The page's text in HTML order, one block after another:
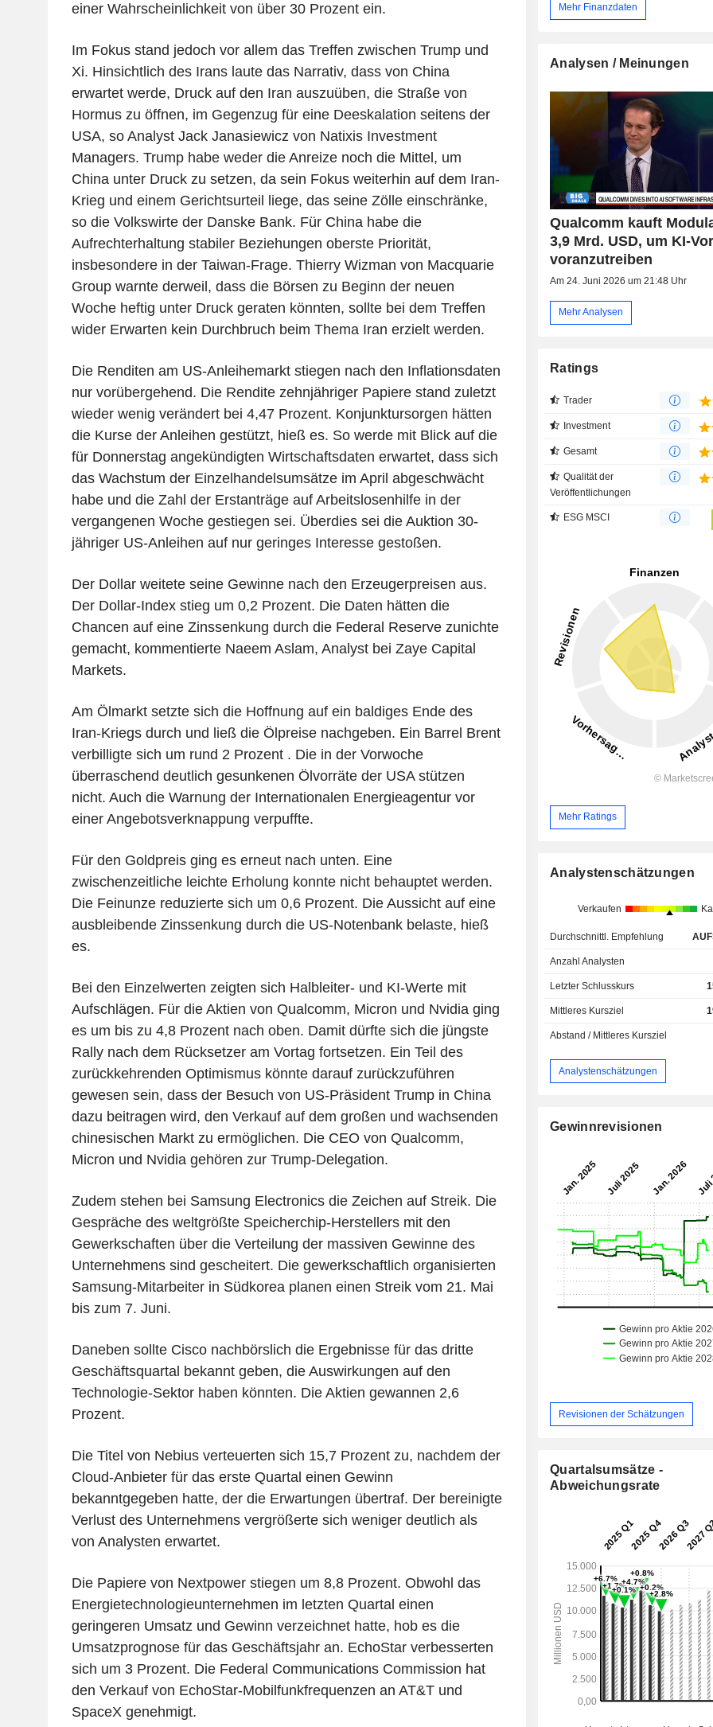
einer Wahrscheinlichkeit von über 30 Prozent ein.
Im Fokus stand jedoch vor allem das Treffen zwischen Trump und
Xi. Hinsichtlich des Irans laute das Narrativ, dass von China
erwartet werde, Druck auf den Iran auszuüben, die Straße von
Hormus zu öffnen, im Gegenzug für eine Deeskalation seitens der
USA, so Analyst Jack Janasiewicz von Natixis Investment
Managers. Trump habe weder die Anreize noch die Mittel, um
China unter Druck zu setzen, da sein Fokus weiterhin auf dem Iran-
Krieg und einem Gerichtsurteil liege, das seine Zölle einschränke,
so die Volkswirte der Danske Bank. Für China habe die
Aufrechterhaltung stabiler Beziehungen oberste Priorität,
insbesondere in der Taiwan-Frage. Thierry Wizman von Macquarie
Group warnte derweil, dass die Börsen zu Beginn der neuen
Woche heftig unter Druck geraten könnten, sollte bei dem Treffen
wider Erwarten kein Durchbruch beim Thema Iran erzielt werden.
Die Renditen am US-Anleihemarkt stiegen nach den Inflationsdaten
nur vorübergehend. Die Rendite zehnjähriger Papiere stand zuletzt
wieder wenig verändert bei 4,47 Prozent. Konjunktursorgen hätten
die Kurse der Anleihen gestützt, hieß es. So werde mit Blick auf die
für Donnerstag angekündigten Wirtschaftsdaten erwartet, dass sich
das Wachstum der Einzelhandelsumsätze im April abgeschwächt
habe und die Zahl der Erstanträge auf Arbeitslosenhilfe in der
vergangenen Woche gestiegen sei. Überdies sei die Auktion 30-
jähriger US-Anleihen auf nur geringes Interesse gestoßen.
Der Dollar weitete seine Gewinne nach den Erzeugerpreisen aus.
Der Dollar-Index stieg um 0,2 Prozent. Die Daten hätten die
Chancen auf eine Zinssenkung durch die Federal Reserve zunichte
gemacht, kommentierte Naeem Aslam, Analyst bei Zaye Capital
Markets.
Am Ölmarkt setzte sich die Hoffnung auf ein baldiges Ende des
Iran-Kriegs durch und ließ die Ölpreise nachgeben. Ein Barrel Brent
verbilligte sich um rund 2 Prozent . Die in der Vorwoche
überraschend deutlich gesunkenen Ölvorräte der USA stützen
nicht. Auch die Warnung der Internationalen Energieagentur vor
einer Angebotsverknappung verpuffte.
Für den Goldpreis ging es erneut nach unten. Eine
zwischenzeitliche leichte Erholung konnte nicht behauptet werden.
Die Feinunze reduzierte sich um 0,6 Prozent. Die Aussicht auf eine
ausbleibende Zinssenkung durch die US-Notenbank belaste, hieß
es.
Bei den Einzelwerten zeigten sich Halbleiter- und KI-Werte mit
Aufschlägen. Für die Aktien von Qualcomm, Micron und Nvidia ging
es um bis zu 4,8 Prozent nach oben. Damit dürfte sich die jüngste
Rally nach dem Rücksetzer am Vortag fortsetzen. Ein Teil des
zurückkehrenden Optimismus könnte darauf zurückzuführen
gewesen sein, dass der Besuch von US-Präsident Trump in China
dazu beitragen wird, den Verkauf auf dem großen und wachsenden
chinesischen Markt zu ermöglichen. Die CEO von Qualcomm,
Micron und Nvidia gehören zur Trump-Delegation.
Zudem stehen bei Samsung Electronics die Zeichen auf Streik. Die
Gespräche des weltgrößte Speicherchip-Herstellers mit den
Gewerkschaften über die Verteilung der massiven Gewinne des
Unternehmens sind gescheitert. Die gewerkschaftlich organisierten
Samsung-Mitarbeiter in Südkorea planen einen Streik vom 21. Mai
bis zum 7. Juni.
Daneben sollte Cisco nachbörslich die Ergebnisse für das dritte
Geschäftsquartal bekannt geben, die Auswirkungen auf den
Technologie-Sektor haben könnten. Die Aktien gewannen 2,6
Prozent.
Die Titel von Nebius verteuerten sich 15,7 Prozent zu, nachdem der
Cloud-Anbieter für das erste Quartal einen Gewinn
bekanntgegeben hatte, der die Erwartungen übertraf. Der bereinigte
Verlust des Unternehmens vergrößerte sich weniger deutlich als
von Analysten erwartet.
Die Papiere von Nextpower stiegen um 8,8 Prozent. Obwohl das
Energietechnologieunternehmen im letzten Quartal einen
geringeren Umsatz und Gewinn verzeichnet hatte, hob es die
Umsatzprognose für das Geschäftsjahr an. EchoStar verbesserten
sich um 3 Prozent. Die Federal Communications Commission hat
den Verkauf von EchoStar-Mobilfunkfrequenzen an AT&T und
SpaceX genehmigt.
Mehr Finanzdaten
Analysen / Meinungen
Qualcomm kauft
3,9 Mrd. USD, um KI-
voranzutreiben
Am 24. Juni 2026 um 21:48 Uhr
Mehr Analysen
Ratings
Trader
Investment
Gesamt
Qualität der
Veröffentlichungen
ESG MSCI
Mehr Ratings
Analystenschätzungen
Verkaufen
Durchschnittl. Empfehlung
Anzahl Analysten
Letzter Schlusskurs
Mittleres Kursziel
Abstand / Mittleres Kursziel
Analystenschätzungen
Gewinnrevisionen
Revisionen der Schätzungen
Quartalsumsätze -
Abweichungsrate